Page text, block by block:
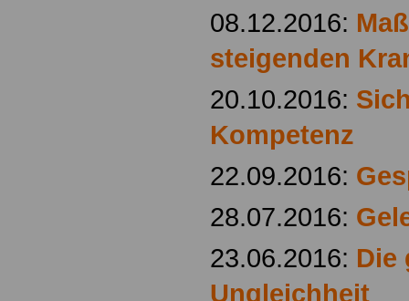
08.12.2016:
steigenden
20.10.2016:
Kompetenz
22.09.2016:
28.07.2016:
23.06.2016: Die
Ungleichheit